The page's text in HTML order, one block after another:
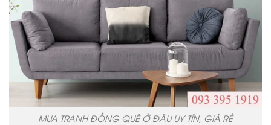
MUA TRANH ĐỒNG QUÊ Ở ĐÂU UY TÍN, GIÁ RẺ